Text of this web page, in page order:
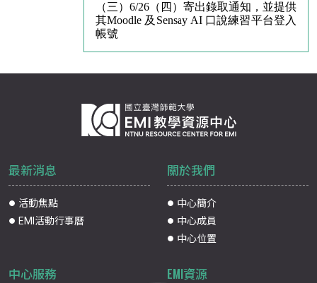
（三）6/26（四）寄出錄取通知，並提供
其Moodle 及Sensay AI 口說練習平台登入
帳號
最新消息
活動焦點
EMI活動行事曆
關於我們
中心簡介
中心成員
中心位置
中心服務 EMI資源